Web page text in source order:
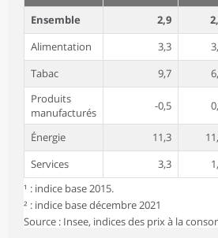
Ensemble 2,9
Alimentation
3,3
Tabac
9,7
Produits
manufacturés
-0,5
Énergie 11,3
Services
3,3
¹ : indice base 2015.
² : indice base décembre 2021
Source : Insee, indices des prix à la